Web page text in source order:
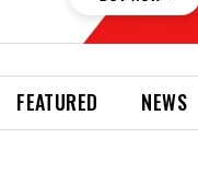
FEATURED NEWS